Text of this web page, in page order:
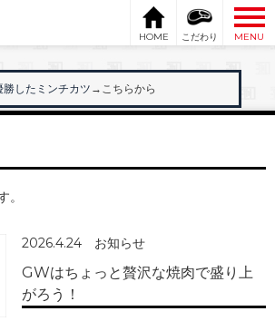
HOME こだわり
MENU
勝したミンチカツ→こちらから
。
2026.4.24 お知らせ
GWはちょっと贅沢な焼肉で盛り上
がろう！